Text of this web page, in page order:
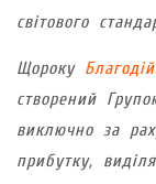
світового
Щороку
створений
виключно за
прибутку,